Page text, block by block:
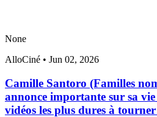
None
AlloCiné • Jun 02, 2026
Camille Santoro (Familles
annonce importante sur sa
vidéos les plus dures à